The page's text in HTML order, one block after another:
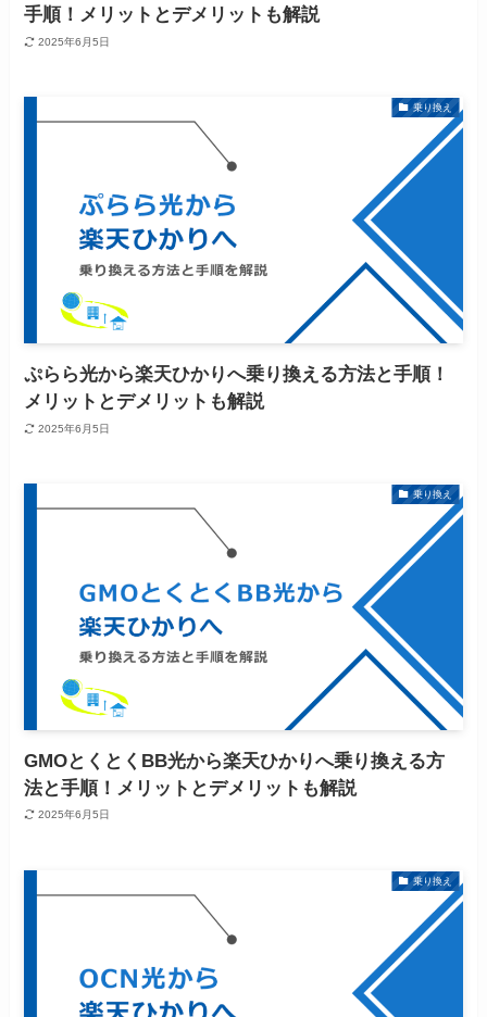
手順！メリットとデメリットも解説
2025年6月5日
乗り換え
ぷらら光から楽天ひかりへ乗り換える方法と手順！
メリットとデメリットも解説
2025年6月5日
乗り換え
GMOとくとくBB光から楽天ひかりへ乗り換える方
法と手順！メリットとデメリットも解説
2025年6月5日
乗り換え